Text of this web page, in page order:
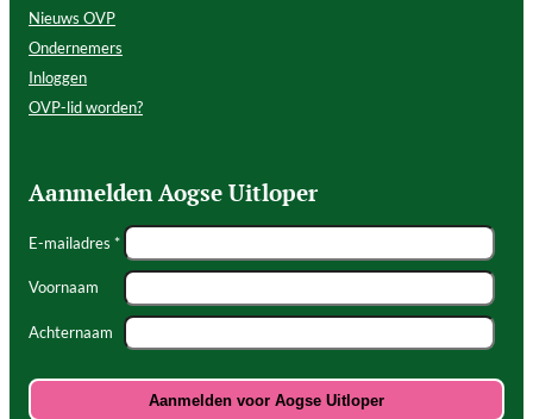
Nieuws OVP
Ondernemers
Inloggen
OVP-lid worden?
Aanmelden Aogse Uitloper
E-mailadres *
Voornaam
Achternaam